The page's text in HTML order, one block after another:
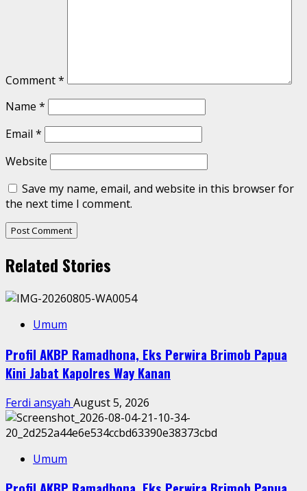
Comment*
Name *
Email *
Website
Save my name, email, and website in this browser for
the next time I comment.
Related Stories
Umum
Profil AKBP Ramadhona, Eks Perwira Brimob Papua
Kini Jabat Kapolres Way Kanan
Ferdi ansyah August 5, 2026
Umum